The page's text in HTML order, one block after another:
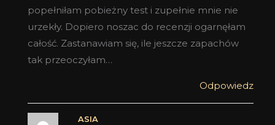
popełniłam pobieżny test i zupełnie mnie nie
urzekły. Dopiero noszac do recenzji ogarnęłam
całość. Zastanawiam się, ile jeszcze zapachów
tak przeoczyłam…
Odpowiedz
ASIA